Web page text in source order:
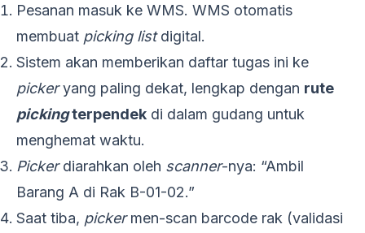
Pesanan masuk ke WMS. WMS otomatis
membuat picking listdigital.
Sistem akan memberikan daftar tugas ini ke
pickeryang paling dekat, lengkap dengan rute
pickingterpendek di dalam gudang untuk
menghemat waktu.
Pickerdiarahkan oleh scanner-nya: “Ambil
Barang A di Rak B-01-02.”
Saat tiba, pickermen-scan barcode rak (validasi